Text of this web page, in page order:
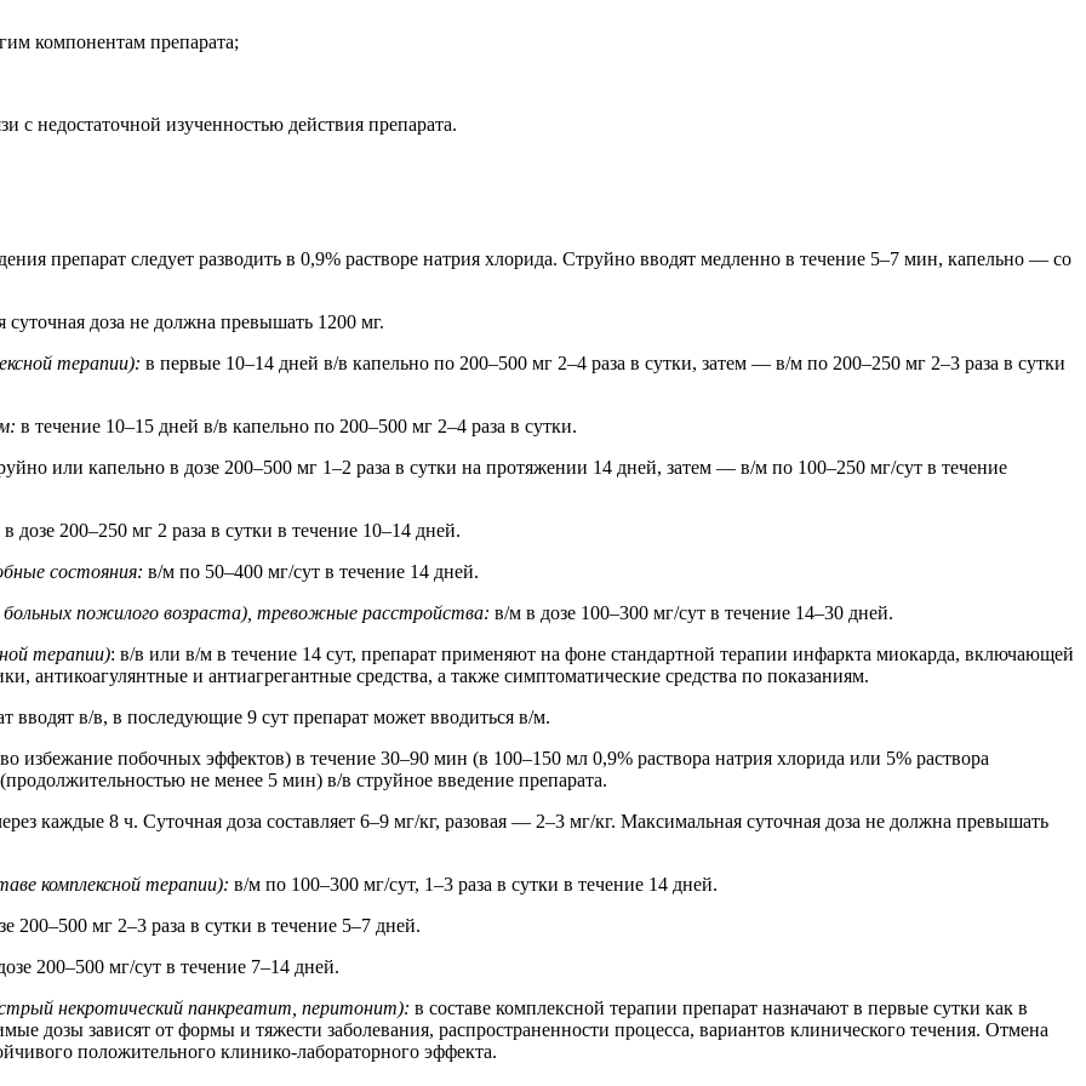
компонентам препарата;
с недостаточной изученностью действия препарата.
препарат следует разводить в 0,9% растворе натрия хлорида. Струйно вводят медленно в течение 5–7 мин, капельно — со
доза не должна превышать 1200 мг.
терапии): в первые 10–14 дней в/в капельно по 200–500 мг 2–4 раза в сутки, затем — в/м по 200–250 мг 2–3 раза в сутки
в течение 10–15 дней в/в капельно по 200–500 мг 2–4 раза в сутки.
или капельно в дозе 200–500 мг 1–2 раза в сутки на протяжении 14 дней, затем — в/м по 100–250 мг/сут в течение
дозе 200–250 мг 2 раза в сутки в течение 10–14 дней.
состояния: в/м по 50–400 мг/сут в течение 14 дней.
больных пожилого возраста), тревожные расстройства: в/м в дозе 100–300 мг/сут в течение 14–30 дней.
терапии): в/в или в/м в течение 14 сут, препарат применяют на фоне стандартной терапии инфаркта миокарда, включающей
и антиагрегантные средства, а также симптоматические средства по показаниям.
вводят в/в, в последующие 9 сут препарат может вводиться в/м.
избежание побочных эффектов) в течение 30–90 мин (в 100–150 мл 0,9% раствора натрия хлорида или 5% раствора
не менее 5 мин) в/в струйное введение препарата.
каждые 8 ч. Суточная доза составляет 6–9 мг/кг, разовая — 2–3 мг/кг. Максимальная суточная доза не должна превышать
комплексной терапии): в/м по 100–300 мг/сут, 1–3 раза в сутки в течение 14 дней.
200–500 мг 2–3 раза в сутки в течение 5–7 дней.
200–500 мг/сут в течение 7–14 дней.
некротический панкреатит, перитонит): в составе комплексной терапии препарат назначают в первые сутки как в
дозы зависят от формы и тяжести заболевания, распространенности процесса, вариантов клинического течения. Отмена
положительного клинико-лабораторного эффекта.